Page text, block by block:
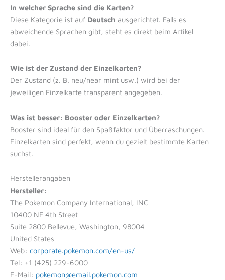
In welcher Sprache sind die Karten?
Diese Kategorie ist auf Deutsch ausgerichtet. Falls es
abweichende Sprachen gibt, steht es direkt beim Artikel
dabei.
Wie ist der Zustand der Einzelkarten?
Der Zustand (z. B. neu/near mint usw.) wird bei der
jeweiligen Einzelkarte transparent angegeben.
Was ist besser: Booster oder Einzelkarten?
Booster sind ideal für den Spaßfaktor und Überraschungen.
Einzelkarten sind perfekt, wenn du gezielt bestimmte Karten
suchst.
Herstellerangaben
Hersteller:
The Pokemon Company International, INC
10400 NE 4th Street
Suite 2800 Bellevue, Washington, 98004
United States
Web: corporate.pokemon.com/en-us/
Tel: +1 (425) 229-6000
E-Mail: pokemon@email.pokemon.com